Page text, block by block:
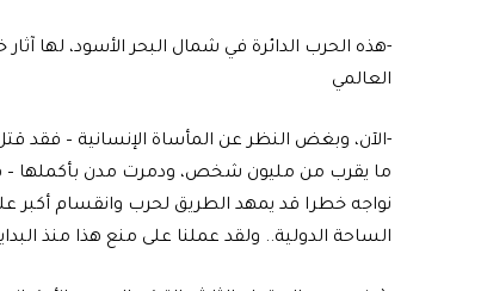
-هذه الحرب الدائرة في شمال البحر الأسود، لها
العالمي
-الآن، وبغض النظر عن المأساة الإنسانية – فقد
ما يقرب من مليون شخص، ودمرت مدن بأكملها –
نواجه خطرا قد يمهد الطريق لحرب وانقسام أكبر
الساحة الدولية.. ولقد عملنا على منع هذا منذ